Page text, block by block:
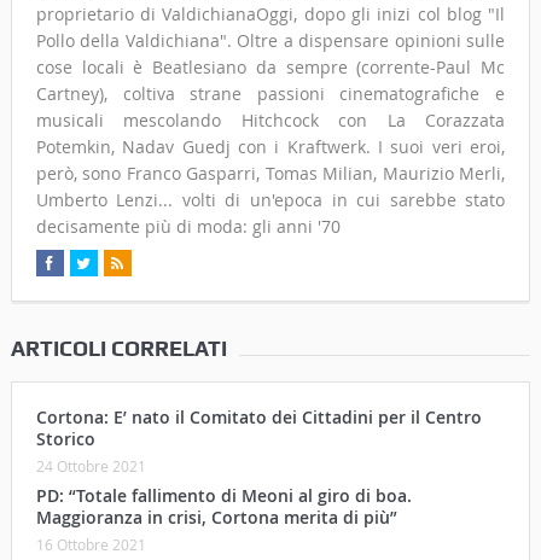
proprietario di ValdichianaOggi, dopo gli inizi col blog "Il
Pollo della Valdichiana". Oltre a dispensare opinioni sulle
cose locali è Beatlesiano da sempre (corrente-Paul Mc
Cartney), coltiva strane passioni cinematografiche e
musicali mescolando Hitchcock con La Corazzata
Potemkin, Nadav Guedj con i Kraftwerk. I suoi veri eroi,
però, sono Franco Gasparri, Tomas Milian, Maurizio Merli,
Umberto Lenzi... volti di un'epoca in cui sarebbe stato
decisamente più di moda: gli anni '70
ARTICOLI CORRELATI
Cortona: E’ nato il Comitato dei Cittadini per il Centro
Storico
24 Ottobre 2021
PD: “Totale fallimento di Meoni al giro di boa.
Maggioranza in crisi, Cortona merita di più”
16 Ottobre 2021